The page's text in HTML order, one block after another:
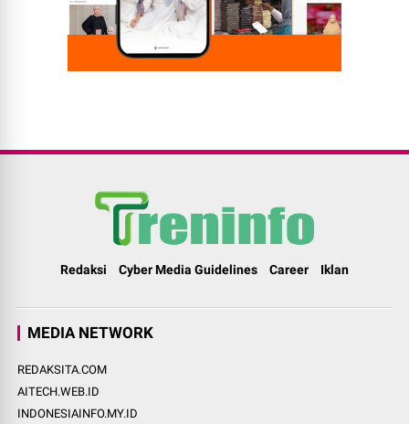
Redaksi Cyber Media Guidelines Career Iklan
MEDIA NETWORK
REDAKSITA.COM
AITECH.WEB.ID
INDONESIAINFO.MY.ID